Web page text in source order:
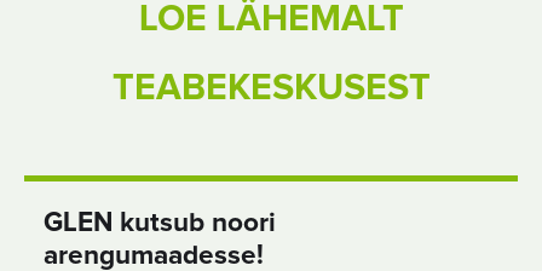
LOE LÄHEMALT
TEABEKESKUSEST
GLEN kutsub noori
arengumaadesse!